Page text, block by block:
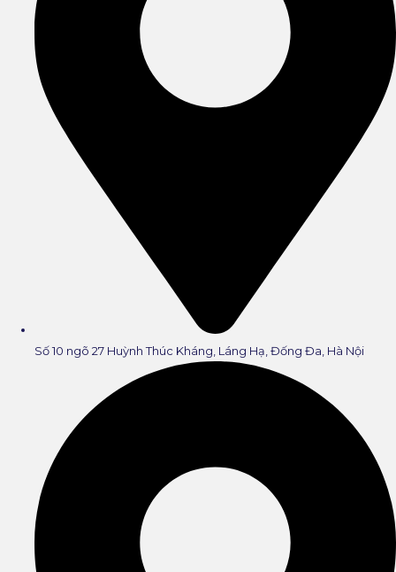
Số 10 ngõ 27 Huỳnh Thúc Kháng, Láng Hạ, Đống Đa, Hà Nội